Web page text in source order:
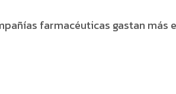
farmacéuticas gastan